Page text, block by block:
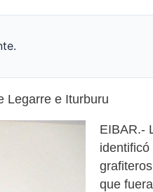
Legarre e Iturburu
EIBAR.-
que